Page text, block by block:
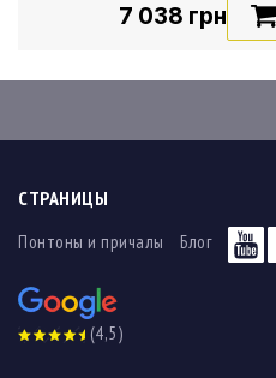
7 038 грн
СТРАНИЦЫ
Понтоны и причалы Блог
(4,5)